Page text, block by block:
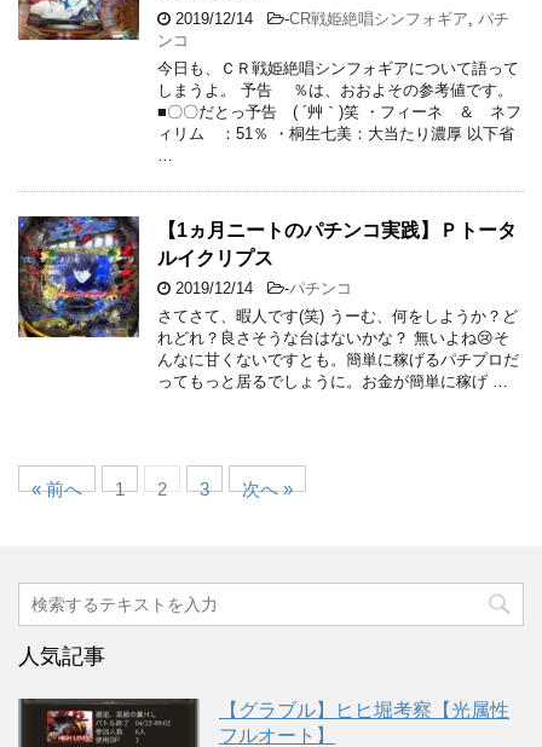
2019/12/14 -CR戦姫絶唱シンフォギア
パチ
ンコ
今日も、ＣＲ戦姫絶唱シンフォギアについて語って
しまうよ。 予告 ％は、おおよその参考値です。
■〇〇だとっ予告 ( ´艸｀)笑 ・フィーネ ＆ ネフ
ィリム ：51％ ・桐生七美：大当たり濃厚 以下省
【1ヵ月ニートのパチンコ実践】Ｐトータ
ルイクリプス
2019/12/14 -パチンコ
さてさて、暇人です(笑) うーむ、何をしようか？ど
れどれ？良さそうな台はないかな？ 無いよね😢そ
んなに甘くないですとも。簡単に稼げるパチプロだ
ってもっと居るでしょうに。お金が簡単に稼げ …
« 前へ 1 2 3 次へ »
人気記事
【グラブル】ヒヒ堀考察【光属性
フルオート】